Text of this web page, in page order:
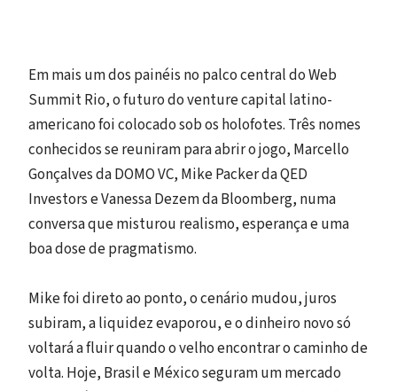
Em mais um dos painéis no palco central do Web
Summit Rio, o futuro do venture capital latino-
americano foi colocado sob os holofotes. Três nomes
conhecidos se reuniram para abrir o jogo, Marcello
Gonçalves da DOMO VC, Mike Packer da QED
Investors e Vanessa Dezem da Bloomberg, numa
conversa que misturou realismo, esperança e uma
boa dose de pragmatismo.
Mike foi direto ao ponto, o cenário mudou, juros
subiram, a liquidez evaporou, e o dinheiro novo só
voltará a fluir quando o velho encontrar o caminho de
volta. Hoje, Brasil e México seguram um mercado